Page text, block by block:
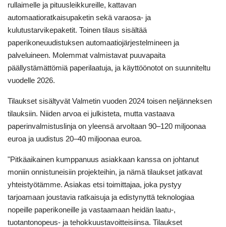
rullaimelle ja pituusleikkureille, kattavan
automaatioratkaisupaketin sekä varaosa- ja
kulutustarvikepaketit. Toinen tilaus sisältää
paperikoneuudistuksen automaatiojärjestelmineen ja
palveluineen. Molemmat valmistavat puuvapaita
päällystämättömiä paperilaatuja, ja käyttöönotot on suunniteltu
vuodelle 2026.
Tilaukset sisältyvät Valmetin vuoden 2024 toisen neljänneksen
tilauksiin. Niiden arvoa ei julkisteta, mutta vastaava
paperinvalmistuslinja on yleensä arvoltaan 90–120 miljoonaa
euroa ja uudistus 20–40 miljoonaa euroa.
"Pitkäaikainen kumppanuus asiakkaan kanssa on johtanut
moniin onnistuneisiin projekteihin, ja nämä tilaukset jatkavat
yhteistyötämme. Asiakas etsi toimittajaa, joka pystyy
tarjoamaan joustavia ratkaisuja ja edistynyttä teknologiaa
nopeille paperikoneille ja vastaamaan heidän laatu-,
tuotantonopeus- ja tehokkuustavoitteisiinsa. Tilaukset